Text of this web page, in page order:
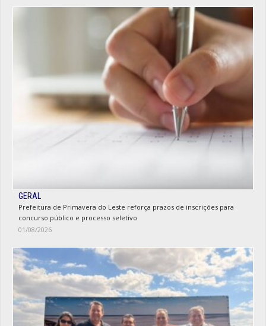
GERAL
Prefeitura de Primavera do Leste reforça prazos de inscrições para
concurso público e processo seletivo
01/08/2026